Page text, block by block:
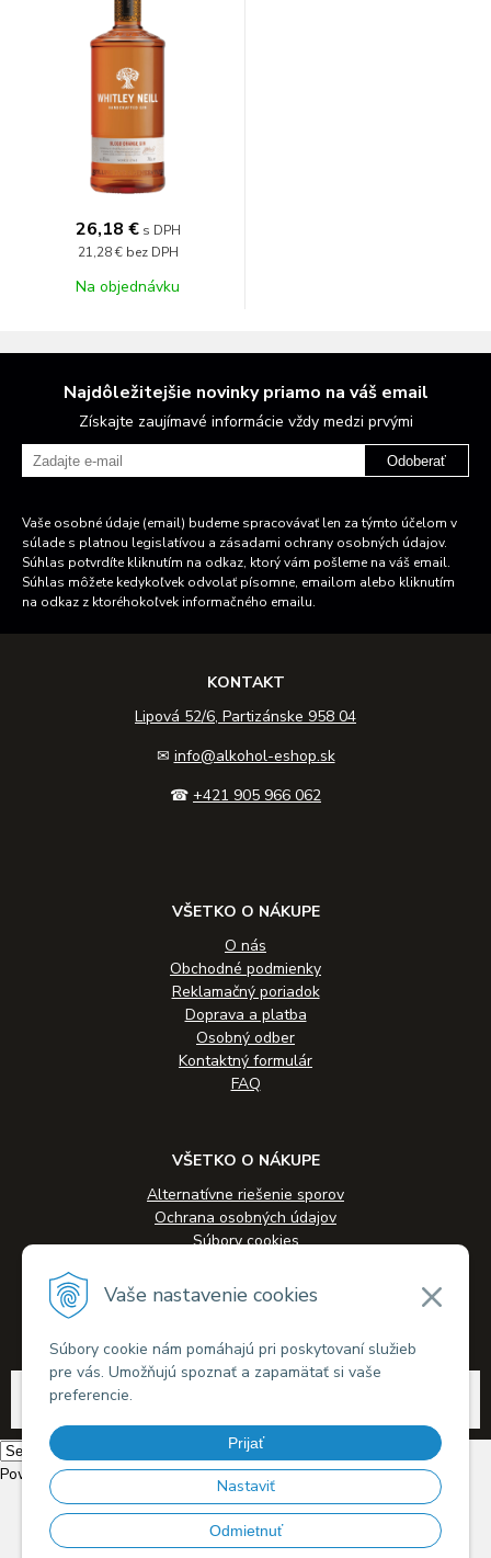
Vaše nastavenie cookies
Súbory cookie nám pomáhajú pri poskytovaní služieb
pre vás. Umožňujú spoznať a zapamätať si vaše
preferencie.
Prijať
Nastaviť
Odmietnuť
26,18 € s DPH
21,28 € bez DPH
Na objednávku
Najdôležitejšie novinky priamo na váš email
Získajte zaujímavé informácie vždy medzi prvými
Odoberať
Vaše osobné údaje (email) budeme spracovávať len za týmto účelom v
súlade s platnou legislatívou a zásadami ochrany osobných údajov.
Súhlas potvrdíte kliknutím na odkaz, ktorý vám pošleme na váš email.
Súhlas môžete kedykoľvek odvolať písomne, emailom alebo kliknutím
na odkaz z ktoréhokoľvek informačného emailu.
KONTAKT
Lipová 52/6, Partizánske 958 04
✉ info@alkohol-eshop.sk
☎ +421 905 966 062
VŠETKO O NÁKUPE
O nás
Obchodné podmienky
Reklamačný poriadok
Doprava a platba
Osobný odber
Kontaktný formulár
FAQ
VŠETKO O NÁKUPE
Alternatívne riešenie sporov
Ochrana osobných údajov
Súbory cookies
Veľkoobchodná spolupráca
© 2026 Alkohol-eshop.sk •
Powered by Translate